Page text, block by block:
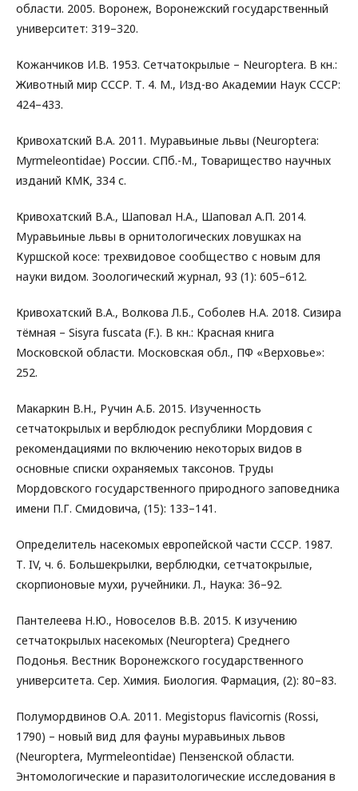
области. 2005. Воронеж, Воронежский государственный
университет: 319–320.
Кожанчиков И.В. 1953. Сетчатокрылые – Neuroptera. В кн.:
Животный мир СССР. Т. 4. М., Изд-во Академии Наук СССР:
424–433.
Кривохатский В.А. 2011. Муравьиные львы (Neuroptera:
Myrmeleontidae) России. СПб.-М., Товарищество научных
изданий КМК, 334 с.
Кривохатский В.А., Шаповал Н.А., Шаповал А.П. 2014.
Муравьиные львы в орнитологических ловушках на
Куршской косе: трехвидовое сообщество с новым для
науки видом. Зоологический журнал, 93 (1): 605–612.
Кривохатский В.А., Волкова Л.Б., Соболев Н.А. 2018. Сизира
тёмная – Sisyra fuscata (F.). В кн.: Красная книга
Московской области. Московская обл., ПФ «Верховье»:
252.
Макаркин В.Н., Ручин А.Б. 2015. Изученность
сетчатокрылых и верблюдок республики Мордовия с
рекомендациями по включению некоторых видов в
основные списки охраняемых таксонов. Труды
Мордовского государственного природного заповедника
имени П.Г. Смидовича, (15): 133–141.
Определитель насекомых европейской части СССР. 1987.
Т. IV, ч. 6. Большекрылки, верблюдки, сетчатокрылые,
скорпионовые мухи, ручейники. Л., Наука: 36–92.
Пантелеева Н.Ю., Новоселов В.В. 2015. К изучению
сетчатокрылых насекомых (Neuroptera) Среднего
Подонья. Вестник Воронежского государственного
университета. Сер. Химия. Биология. Фармация, (2): 80–83.
Полумордвинов О.А. 2011. Megistopus flavicornis (Rossi,
1790) – новый вид для фауны муравьиных львов
(Neuroptera, Myrmeleontidae) Пензенской области.
Энтомологические и паразитологические исследования в